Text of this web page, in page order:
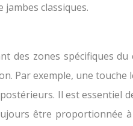
classiques.
des zones spécifiques
Par exemple, une touche
Il est essentiel
être proportionnée